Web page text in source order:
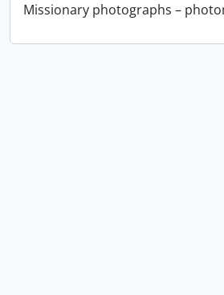
Missionary photographs –